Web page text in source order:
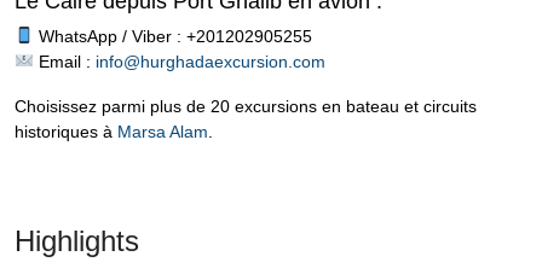
WhatsApp / Viber : +201202905255
Email : info@hurghadaexcursion.com
Choisissez parmi plus de 20 excursions en bateau et circuits
historiques à Marsa Alam
Highlights